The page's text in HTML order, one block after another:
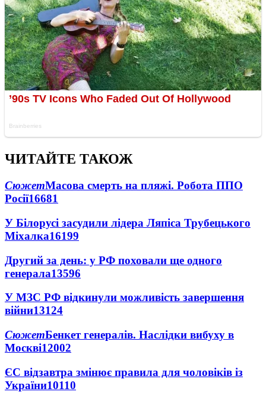
ЧИТАЙТЕ ТАКОЖ
СюжетМасова смерть на пляжі. Робота ППО
Росії16681
У Білорусі засудили лідера Ляпіса Трубецького
Міхалка16199
Другий за день: у РФ поховали ще одного
генерала13596
У МЗС РФ відкинули можливість завершення
війни13124
СюжетБенкет генералів. Наслідки вибуху в
Москві12002
ЄС відзавтра змінює правила для чоловіків із
України10110